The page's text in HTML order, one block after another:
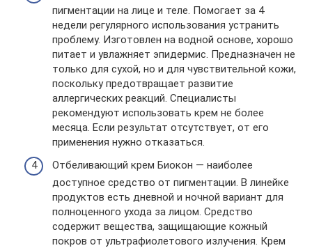
пигментации на лице и теле. Помогает за 4
недели регулярного использования устранить
проблему. Изготовлен на водной основе, хорошо
питает и увлажняет эпидермис. Предназначен не
только для сухой, но и для чувствительной кожи,
поскольку предотвращает развитие
аллергических реакций. Специалисты
рекомендуют использовать крем не более
месяца. Если результат отсутствует, от его
применения нужно отказаться.
Отбеливающий крем Биокон — наиболее
доступное средство от пигментации. В линейке
продуктов есть дневной и ночной вариант для
полноценного ухода за лицом. Средство
содержит вещества, защищающие кожный
покров от ультрафиолетового излучения. Крем